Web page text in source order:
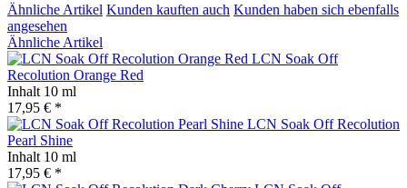
Ähnliche Artikel Kunden kauften auch Kunden haben sich ebenfalls
angesehen
Ähnliche Artikel
LCN Soak Off
Recolution Orange Red
Inhalt 10 ml
17,95 € *
LCN Soak Off Recolution
Pearl Shine
Inhalt 10 ml
17,95 € *